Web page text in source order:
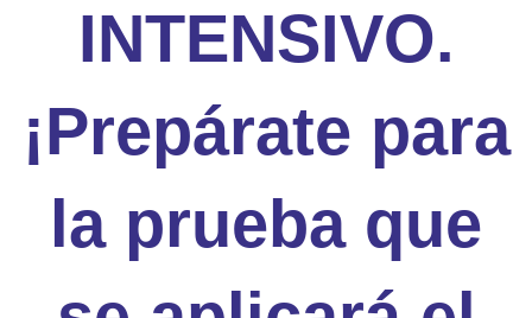
INTENSIVO.
¡Prepárate para
la prueba que